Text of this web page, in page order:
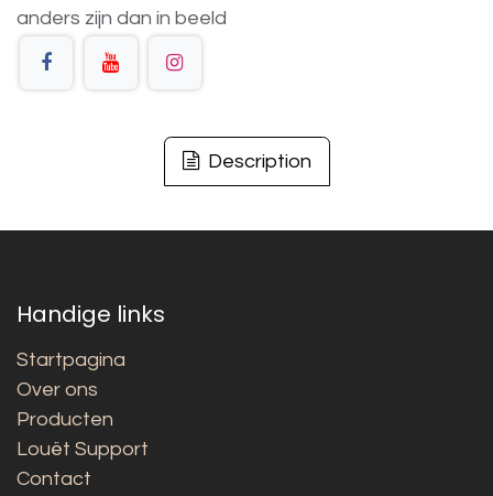
anders zijn dan in beeld
Description
Handige links
Startpagina
Over ons
Producten
Louët Support
Contact